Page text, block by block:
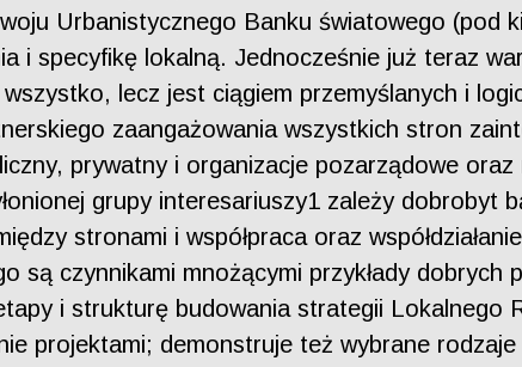
Urbanistycznego Banku światowego
i specyfikę lokalną. Jednocześnie już teraz
lecz jest ciągiem przemyślanych i
zaangażowania wszystkich stron
prywatny i organizacje pozarządowe
grupy interesariuszy1 zależy dobrobyt
stronami i współpraca oraz
są czynnikami mnożącymi przykłady
i strukturę budowania strategii
projektami; demonstruje też wybrane